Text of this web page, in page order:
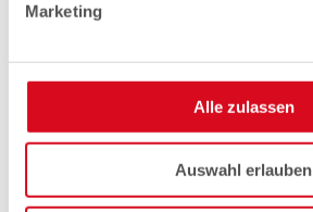
Marketing
Alle zulassen
Auswahl erlauben